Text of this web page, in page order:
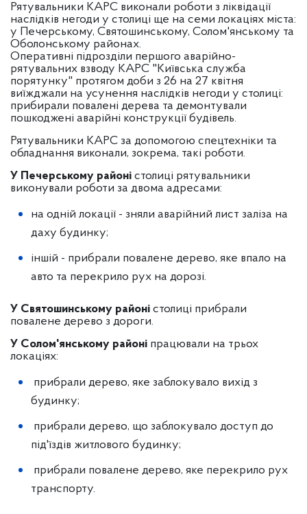
Рятувальники КАРС виконали роботи з ліквідації
наслідків негоди у столиці ще на семи локаціях міста:
у Печерському, Святошинському, Солом'янському та
Оболонському районах.
Оперативні підрозділи першого аварійно-
рятувальних взводу КАРС "Київська служба
порятунку" протягом доби з 26 на 27 квітня
виїжджали на усунення наслідків негоди у столиці:
прибирали повалені дерева та демонтували
пошкоджені аварійні конструкції будівель.
Рятувальники КАРС за допомогою спецтехніки та
обладнання виконали, зокрема, такі роботи.
У Печерському районі столиці рятувальники
виконували роботи за двома адресами:
на одній локації - зняли аварійний лист заліза на
даху будинку;
іншій - прибрали повалене дерево, яке впало на
авто та перекрило рух на дорозі.
У Святошинському районі столиці прибрали
повалене дерево з дороги.
У Солом'янському районі працювали на трьох
локаціях:
прибрали дерево, яке заблокувало вихід з
будинку;
прибрали дерево, що заблокувало доступ до
під'їздів житлового будинку;
прибрали повалене дерево, яке перекрило рух
транспорту.